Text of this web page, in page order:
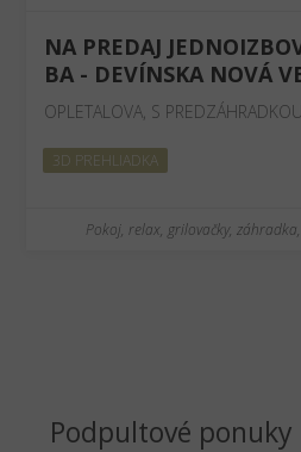
NA PREDAJ
BA - DEVÍNSKA NOVÁ
OPLETALOVA, S PREDZÁHRADKOU
3D PREHLIADKA
Pokoj, relax, grilovačky,
Podpultové